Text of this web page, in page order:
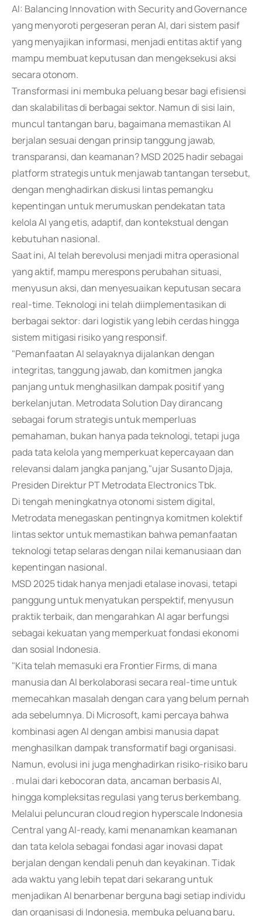
AI: Balancing Innovation with Security and Governance
yang menyoroti pergeseran peran AI, dari sistem pasif
yang menyajikan informasi, menjadi entitas aktif yang
mampu membuat keputusan dan mengeksekusi aksi
secara otonom.
Transformasi ini membuka peluang besar bagi efisiensi
dan skalabilitas di berbagai sektor. Namun di sisi lain,
muncul tantangan baru, bagaimana memastikan AI
berjalan sesuai dengan prinsip tanggung jawab,
transparansi, dan keamanan? MSD 2025 hadir sebagai
platform strategis untuk menjawab tantangan tersebut,
dengan menghadirkan diskusi lintas pemangku
kepentingan untuk merumuskan pendekatan tata
kelola AI yang etis, adaptif, dan kontekstual dengan
kebutuhan nasional.
Saat ini, AI telah berevolusi menjadi mitra operasional
yang aktif, mampu merespons perubahan situasi,
menyusun aksi, dan menyesuaikan keputusan secara
real-time. Teknologi ini telah diimplementasikan di
berbagai sektor: dari logistik yang lebih cerdas hingga
sistem mitigasi risiko yang responsif.
"Pemanfaatan AI selayaknya dijalankan dengan
integritas, tanggung jawab, dan komitmen jangka
panjang untuk menghasilkan dampak positif yang
berkelanjutan. Metrodata Solution Day dirancang
sebagai forum strategis untuk memperluas
pemahaman, bukan hanya pada teknologi, tetapi juga
pada tata kelola yang memperkuat kepercayaan dan
relevansi dalam jangka panjang,"ujar Susanto Djaja,
Presiden Direktur PT Metrodata Electronics Tbk.
Di tengah meningkatnya otonomi sistem digital,
Metrodata menegaskan pentingnya komitmen kolektif
lintas sektor untuk memastikan bahwa pemanfaatan
teknologi tetap selaras dengan nilai kemanusiaan dan
kepentingan nasional.
MSD 2025 tidak hanya menjadi etalase inovasi, tetapi
panggung untuk menyatukan perspektif, menyusun
praktik terbaik, dan mengarahkan AI agar berfungsi
sebagai kekuatan yang memperkuat fondasi ekonomi
dan sosial Indonesia.
"Kita telah memasuki era Frontier Firms, di mana
manusia dan AI berkolaborasi secara real-time untuk
memecahkan masalah dengan cara yang belum pernah
ada sebelumnya. Di Microsoft, kami percaya bahwa
kombinasi agen AI dengan ambisi manusia dapat
menghasilkan dampak transformatif bagi organisasi.
Namun, evolusi ini juga menghadirkan risiko-risiko baru
. mulai dari kebocoran data, ancaman berbasis AI,
hingga kompleksitas regulasi yang terus berkembang.
Melalui peluncuran cloud region hyperscale Indonesia
Central yang AI-ready, kami menanamkan keamanan
dan tata kelola sebagai fondasi agar inovasi dapat
berjalan dengan kendali penuh dan keyakinan. Tidak
ada waktu yang lebih tepat dari sekarang untuk
menjadikan AI benarbenar berguna bagi setiap individu
dan organisasi di Indonesia, membuka peluang baru,